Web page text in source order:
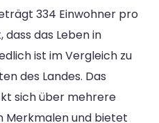
334 Einwohner pro
dass das Leben in
ist im Vergleich zu
des Landes. Das
sich über mehrere
Merkmalen und bietet